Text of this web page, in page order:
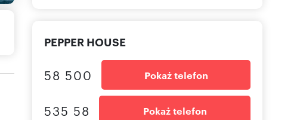
PEPPER HOUSE
58 500 Pokaż telefon
535 58 Pokaż telefon